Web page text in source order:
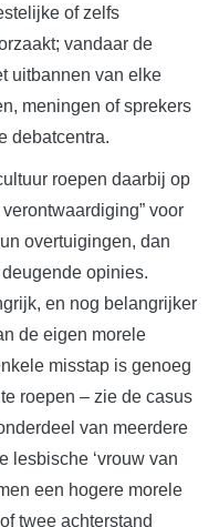
of zelfs
vandaar de
uitbannen van elke
meningen of sprekers
debatcentra.
roepen daarbij op
voor
overtuigingen, dan
opinies.
en nog belangrijker
de eigen morele
misstap is genoeg
roepen – zie de casus
van meerdere
lesbische ‘vrouw van
een hogere morele
twee achterstand